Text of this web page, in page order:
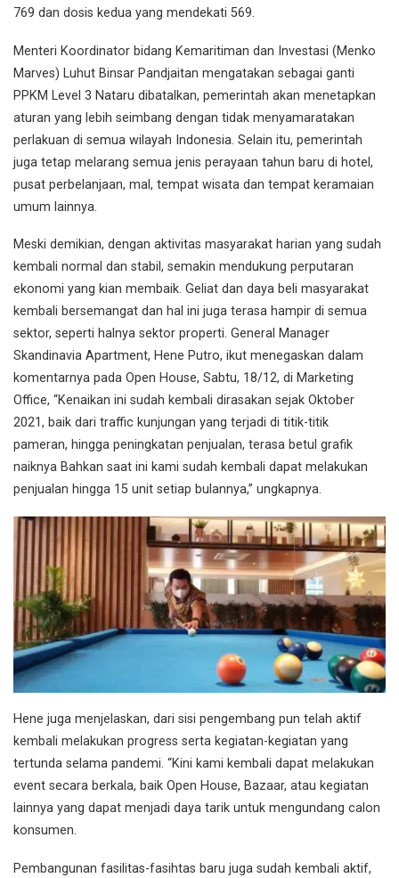
769 dan dosis kedua yang mendekati 569.
Menteri Koordinator bidang Kemaritiman dan Investasi (Menko
Marves) Luhut Binsar Pandjaitan mengatakan sebagai ganti
PPKM Level 3 Nataru dibatalkan, pemerintah akan menetapkan
aturan yang lebih seimbang dengan tidak menyamaratakan
perlakuan di semua wilayah Indonesia. Selain itu, pemerintah
juga tetap melarang semua jenis perayaan tahun baru di hotel,
pusat perbelanjaan, mal, tempat wisata dan tempat keramaian
umum lainnya.
Meski demikian, dengan aktivitas masyarakat harian yang sudah
kembali normal dan stabil, semakin mendukung perputaran
ekonomi yang kian membaik. Geliat dan daya beli masyarakat
kembali bersemangat dan hal ini juga terasa hampir di semua
sektor, seperti halnya sektor properti. General Manager
Skandinavia Apartment, Hene Putro, ikut menegaskan dalam
komentarnya pada Open House, Sabtu, 18/12, di Marketing
Office, “Kenaikan ini sudah kembali dirasakan sejak Oktober
2021, baik dari traffic kunjungan yang terjadi di titik-titik
pameran, hingga peningkatan penjualan, terasa betul grafik
naiknya Bahkan saat ini kami sudah kembali dapat melakukan
penjualan hingga 15 unit setiap bulannya,” ungkapnya.
Hene juga menjelaskan, dari sisi pengembang pun telah aktif
kembali melakukan progress serta kegiatan-kegiatan yang
tertunda selama pandemi. “Kini kami kembali dapat melakukan
event secara berkala, baik Open House, Bazaar, atau kegiatan
lainnya yang dapat menjadi daya tarik untuk mengundang calon
konsumen.
Pembangunan fasilitas-fasihtas baru juga sudah kembali aktif,